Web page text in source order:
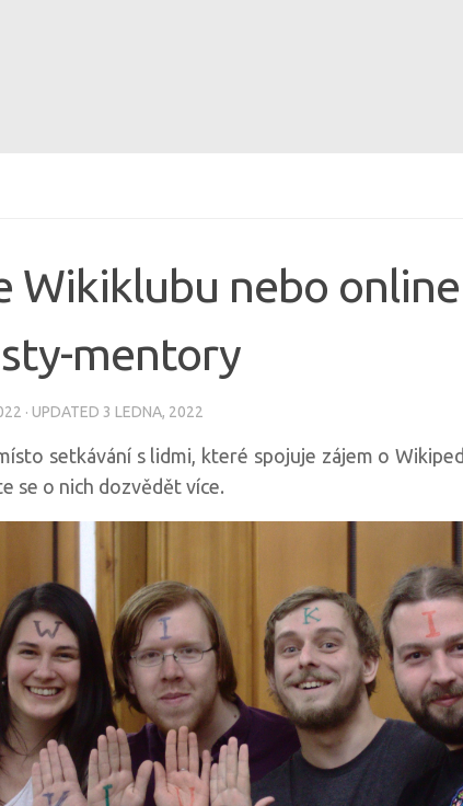
Wikiklubu nebo
mentory
· UPDATED 3 LEDNA, 2022
setkávání s lidmi, které spojuje zájem o
se o nich dozvědět více.